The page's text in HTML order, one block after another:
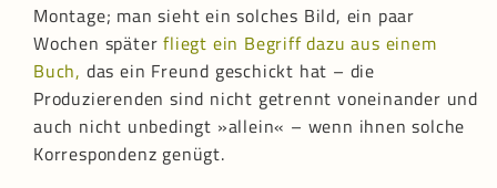
Montage; man sieht ein solches Bild, ein paar
Wochen späterfliegt ein Begriff dazu aus einem
Buch, das ein Freund geschickt hat – die
Produzierenden sind nicht getrennt voneinander und
auch nicht unbedingt »allein« – wenn ihnen solche
Korrespondenz genügt.